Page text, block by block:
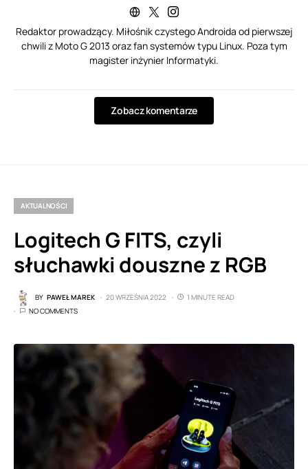
Redaktor prowadzący. Miłośnik czystego Androida od pierwszej
chwili z Moto G 2013 oraz fan systemów typu Linux. Poza tym
magister inżynier Informatyki.
Zobacz komentarze
AKTUALNOŚCI
Logitech G FITS, czyli
słuchawki douszne z RGB
BY PAWEŁ MAREK 20 WRZEŚNIA 2022
1 MINUTE READ
NO COMMENTS